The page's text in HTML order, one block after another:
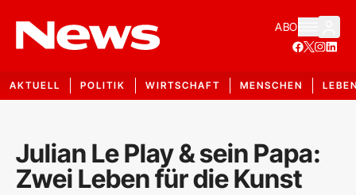
ABO
AKTUELL POLITIK WIRTSCHAFT MENSCHEN
Julian Le Play & sein Papa:
Zwei Leben für die Kunst